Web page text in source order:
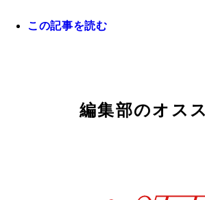
この記事を読む
編集部のオス